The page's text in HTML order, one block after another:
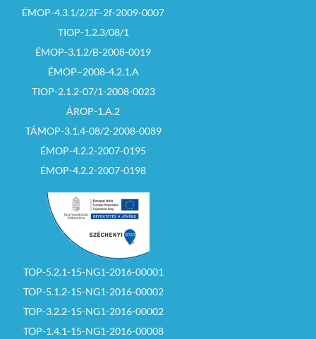
ÉMOP-4.3.1/2/2F-2f-2009-0007
TIOP-1.2.3/08/1
ÉMOP-3.1.2/B-2008-0019
ÉMOP–2008-4.2.1.A
TIOP-2.1.2-07/1-2008-0023
ÁROP-1.A.2
TÁMOP-3.1.4-08/2-2008-0089
ÉMOP-4.2.2-2007-0195
ÉMOP-4.2.2-2007-0198
TOP-5.2.1-15-NG1-2016-00001
TOP-5.1.2-15-NG1-2016-00002
TOP-3.2.2-15-NG1-2016-00002
TOP-1.4.1-15-NG1-2016-00008